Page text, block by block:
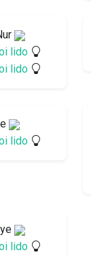
lido
lido
lido
lido